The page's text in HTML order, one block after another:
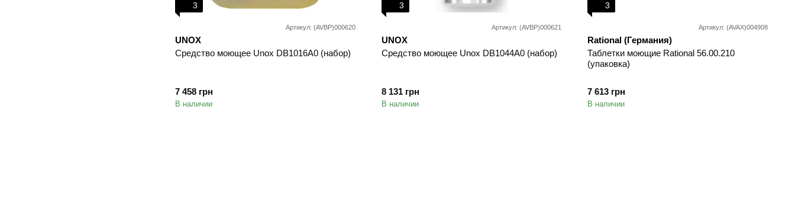
3
Артикул: (AVBP)000620
UNOX
Средство моющее Unox DB1016A0 (набор)
7 458 грн
В наличии
3
Артикул: (AVBP)000621
UNOX
Средство моющее Unox DB1044A0 (набор)
8 131 грн
В наличии
3
Артикул: (AVAX)004908
Rational (Германия)
Таблетки моющие Rational 56.00.210
(упаковка)
7 613 грн
В наличии